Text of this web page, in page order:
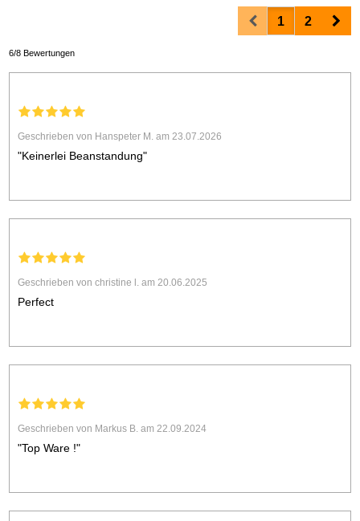
Prev1 2
6/8 Bewertungen
Geschrieben von Hanspeter M. am 23.07.2026
"Keinerlei Beanstandung"
Geschrieben von christine l. am 20.06.2025
Perfect
Geschrieben von Markus B. am 22.09.2024
"Top Ware !"